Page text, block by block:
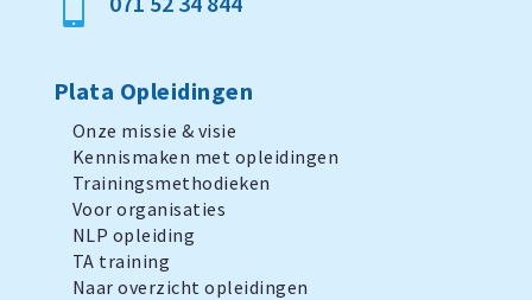

Plata Opleidingen
Onze missie & visie
Kennismaken met opleidingen
Trainingsmethodieken
Voor organisaties
NLP opleiding
TA training
Naar overzicht opleidingen